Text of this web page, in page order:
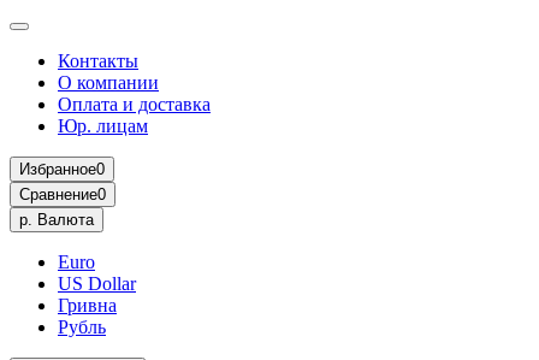
Контакты
О компании
Оплата и доставка
Юр. лицам
Избранное0
Сравнение0
р. Валюта
Euro
US Dollar
Гривна
Рубль